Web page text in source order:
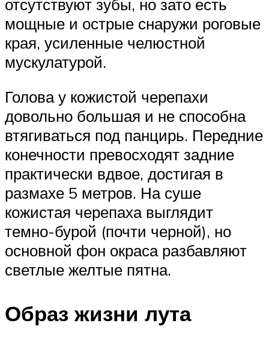
отсутствуют зубы, но зато есть
мощные и острые снаружи роговые
края, усиленные челюстной
мускулатурой.
Голова у кожистой черепахи
довольно большая и не способна
втягиваться под панцирь. Передние
конечности превосходят задние
практически вдвое, достигая в
размахе 5 метров. На суше
кожистая черепаха выглядит
темно-бурой (почти черной), но
основной фон окраса разбавляют
светлые желтые пятна.
Образ жизни лута